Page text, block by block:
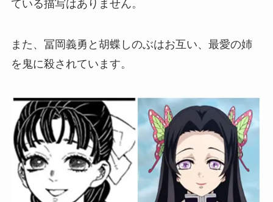
ている描写はありません。
また、冨岡義勇と胡蝶しのぶはお互い、最愛の姉
を鬼に殺されています。